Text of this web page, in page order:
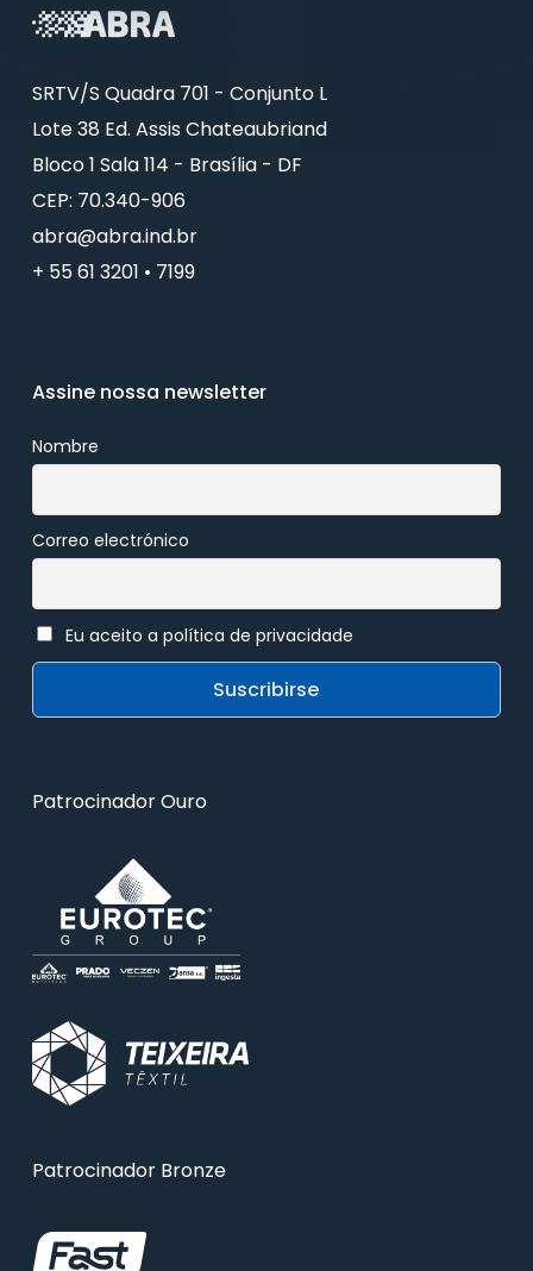
SRTV/S Quadra 701 - Conjunto L
Lote 38 Ed. Assis Chateaubriand
Bloco 1 Sala 114 - Brasília - DF
CEP: 70.340-906
abra@abra.ind.br
+ 55 61 3201 • 7199
Assine nossa newsletter
Nombre
Correo electrónico
Eu aceito a política de privacidade
Patrocinador Ouro
Patrocinador Bronze